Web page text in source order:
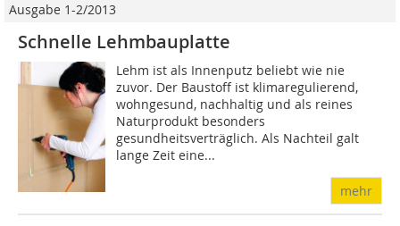
Ausgabe 1-2/2013
Schnelle Lehmbauplatte
Lehm ist als Innenputz beliebt wie nie
zuvor. Der Baustoff ist klimaregulierend,
wohngesund, nachhaltig und als reines
Naturprodukt besonders
gesundheitsverträglich. Als Nachteil galt
lange Zeit eine...
mehr